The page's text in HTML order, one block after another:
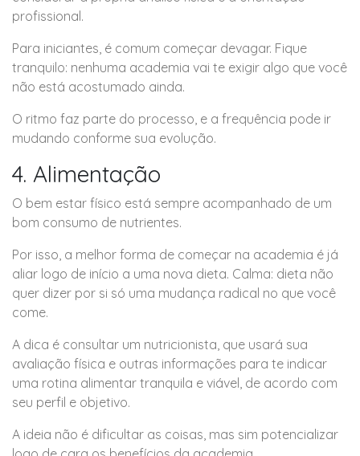
profissional.
Para iniciantes, é comum começar devagar. Fique
tranquilo: nenhuma academia vai te exigir algo que você
não está acostumado ainda.
O ritmo faz parte do processo, e a frequência pode ir
mudando conforme sua evolução.
4. Alimentação
O bem estar físico está sempre acompanhado de um
bom consumo de nutrientes.
Por isso, a melhor forma de começar na academia é já
aliar logo de início a uma nova dieta. Calma: dieta não
quer dizer por si só uma mudança radical no que você
come.
A dica é consultar um nutricionista, que usará sua
avaliação física e outras informações para te indicar
uma rotina alimentar tranquila e viável, de acordo com
seu perfil e objetivo.
A ideia não é dificultar as coisas, mas sim potencializar